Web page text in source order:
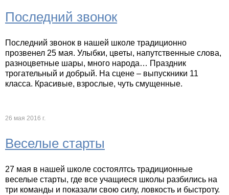
Последний звонок
Последний звонок в нашей школе традиционно
прозвенел 25 мая. Улыбки, цветы, напутственные слова,
разноцветные шары, много народа… Праздник
трогательный и добрый. На сцене – выпускники 11
класса. Красивые, взрослые, чуть смущенные.
26 мая 2016 г.
Веселые старты
27 мая в нашей школе состоялтсь традиционные
веселые старты, где все учащиеся школы разбились на
три команды и показали свою силу, ловкость и быстроту.